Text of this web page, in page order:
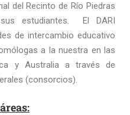
del Recinto de Río Piedras
estudiantes. El DARI
de intercambio educativo
a la nuestra en las
y Australia a través de
(consorcios).